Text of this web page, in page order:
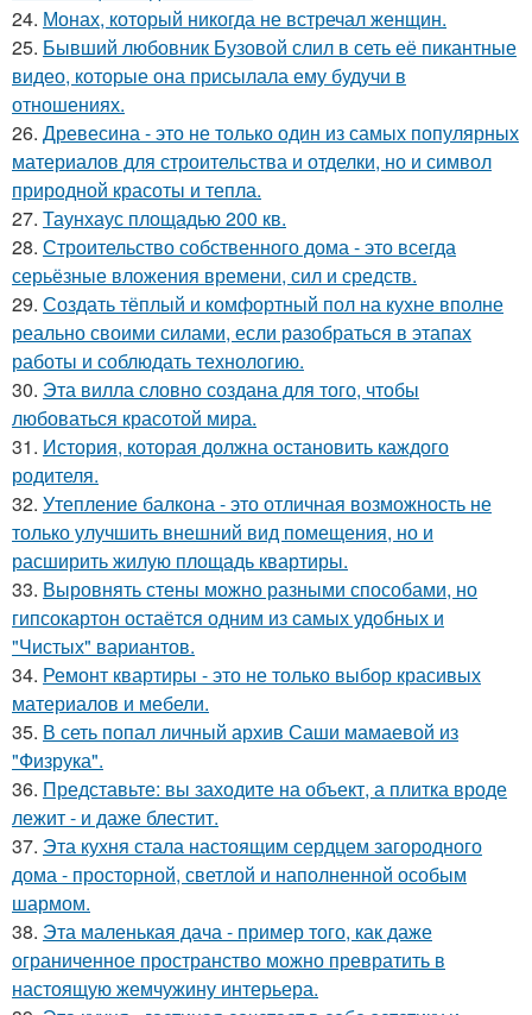
24. Монах, который никогда не встречал женщин.
25. Бывший любовник Бузовой слил в сеть её пикантные
видео, которые она присылала ему будучи в
отношениях.
26. Древесина - это не только один из самых популярных
материалов для строительства и отделки, но и символ
природной красоты и тепла.
27. Таунхаус площадью 200 кв.
28. Строительство собственного дома - это всегда
серьёзные вложения времени, сил и средств.
29. Создать тёплый и комфортный пол на кухне вполне
реально своими силами, если разобраться в этапах
работы и соблюдать технологию.
30. Эта вилла словно создана для того, чтобы
любоваться красотой мира.
31. История, которая должна остановить каждого
родителя.
32. Утепление балкона - это отличная возможность не
только улучшить внешний вид помещения, но и
расширить жилую площадь квартиры.
33. Выровнять стены можно разными способами, но
гипсокартон остаётся одним из самых удобных и
"Чистых" вариантов.
34. Ремонт квартиры - это не только выбор красивых
материалов и мебели.
35. В сеть попал личный архив Саши мамаевой из
"Физрука".
36. Представьте: вы заходите на объект, а плитка вроде
лежит - и даже блестит.
37. Эта кухня стала настоящим сердцем загородного
дома - просторной, светлой и наполненной особым
шармом.
38. Эта маленькая дача - пример того, как даже
ограниченное пространство можно превратить в
настоящую жемчужину интерьера.